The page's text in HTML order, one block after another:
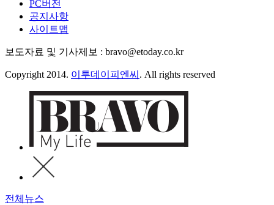
PC버전
공지사항
사이트맵
보도자료 및 기사제보 : bravo@etoday.co.kr
Copyright 2014. 이투데이피엔씨 . All rights reserved
전체뉴스